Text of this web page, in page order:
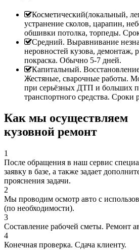
Косметический(локальный,
устранение сколов, царапин,
обшивки потолка, торпеды.
Средний. Выравнивание
неровностей кузова, демонтаж,
покраска. Обычно 5-7 дней.
Капитальный.
Жестяные, сварочные работы.
при серьёзных ДТП и больших
транспортного средства. Сроки
Как мы осуществляем
кузовной ремонт
1
После обращения в наш сервис
заявку в базе, а также задает
прояснения задачи.
2
Мы проводим осмотр авто с
(по необходимости).
3
Составление рабочей сметы. Ремонт
4
Конечная проверка. Сдача клиенту.